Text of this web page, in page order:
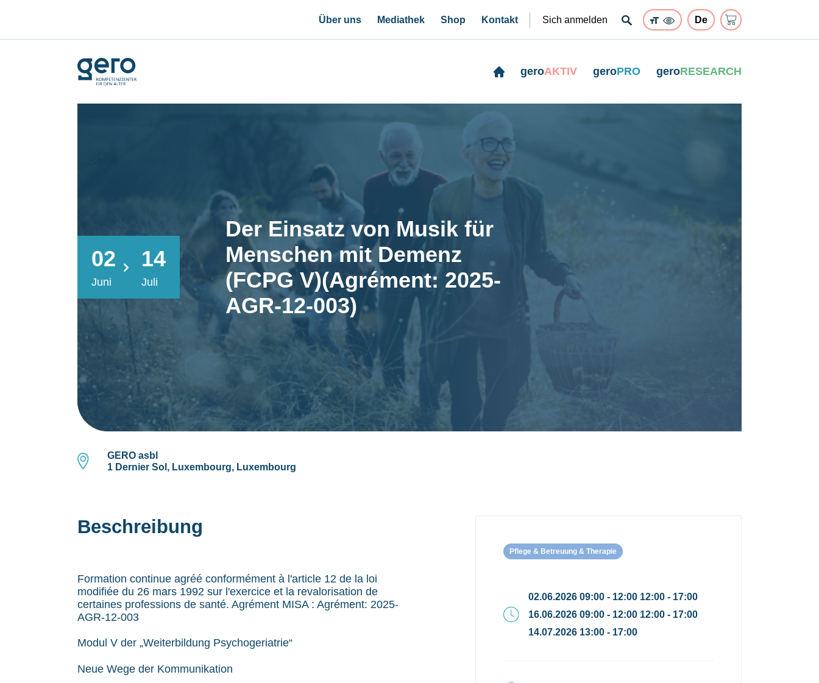
Über uns Mediathek Shop Kontakt Sich anmelden
geroAKTIV geroPRO geroRESEARCH
02
Juni
14
Juli
Der Einsatz von Musik für
Menschen mit Demenz
(FCPG V)(Agrément: 2025-
AGR-12-003)
GERO asbl
1 Dernier Sol, Luxembourg, Luxembourg
Beschreibung
Formation continue agréé conformément à l'article 12 de la loi
modifiée du 26 mars 1992 sur l'exercice et la revalorisation de
certaines professions de santé. Agrément MISA : Agrément: 2025-
AGR-12-003
Modul V der „Weiterbildung Psychogeriatrie“
Neue Wege der Kommunikation
Pflege & Betreuung & Therapie
02.06.2026 09:00 - 12:00 12:00 - 17:00
16.06.2026 09:00 - 12:00 12:00 - 17:00
14.07.2026 13:00 - 17:00